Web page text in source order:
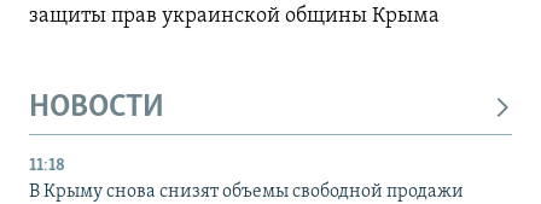
защиты прав украинской общины Крыма
НОВОСТИ
11:18
В Крыму снова снизят объемы свободной продажи